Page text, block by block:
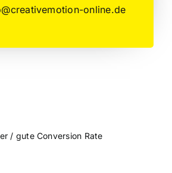
online.de
/ gute Conversion Rate